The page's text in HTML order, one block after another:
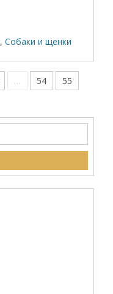
,Собаки и щенки
… 54
55